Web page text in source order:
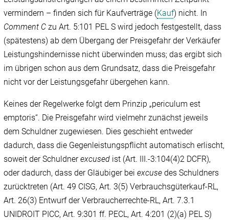
vermindern – finden sich für Kaufverträge (Kauf) nicht. In
Comment C zu Art. 5:101 PEL S wird jedoch festgestellt, dass
(spätestens) ab dem Übergang der Preisgefahr der Verkäufer
Leistungshindernisse nicht überwinden muss; das ergibt sich
im übrigen schon aus dem Grundsatz, dass die Preisgefahr
nicht vor der Leistungsgefahr übergehen kann.
Keines der Regelwerke folgt dem Prinzip „periculum est
emptoris“. Die Preisgefahr wird vielmehr zunächst jeweils
dem Schuldner zugewiesen. Dies geschieht entweder
dadurch, dass die Gegenleistungspflicht automatisch erlischt,
soweit der Schuldnerexcused ist (Art. III.-3:104(4)2 DCFR),
oder dadurch, dass der Gläubiger beiexcuse des Schuldners
zurücktreten (Art. 49 CISG, Art. 3(5) Verbrauchsgüterkauf-RL,
Art. 26(3) Entwurf der Verbraucherrechte-RL, Art. 7.3.1
UNIDROIT PICC, Art. 9:301 ff. PECL, Art. 4:201 (2)(a) PEL S)